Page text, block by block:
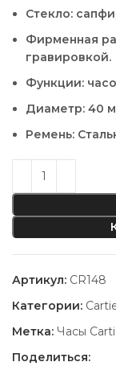
Стекло:
Фирменная
гравировкой.
Функции:
Диаметр: 40
Ремень:
Артикул: CR148
Категории:
Метка: Часы
Поделиться: